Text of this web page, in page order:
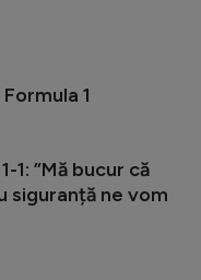
1
1: ”Mă bucur că
siguranță ne vom